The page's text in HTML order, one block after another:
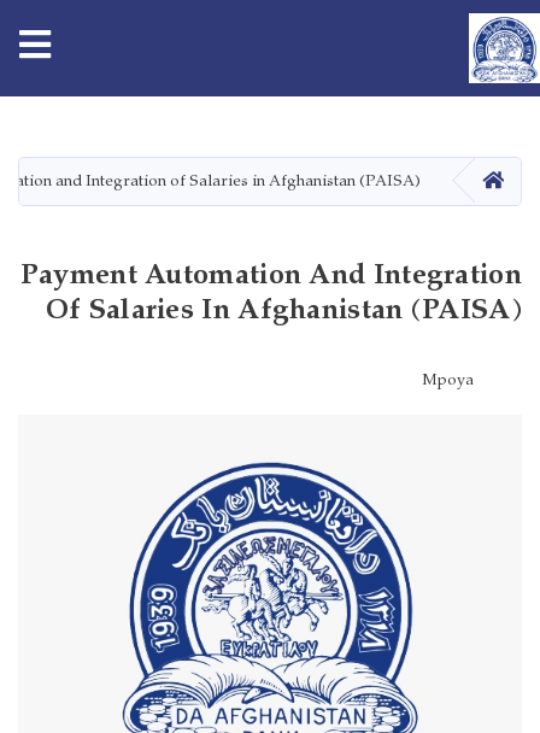
دانګل
کور and Integration of Salaries in Afghanistan (PAISA)
Payment Automation And Integration
Of Salaries In Afghanistan (PAISA)
Mpoya